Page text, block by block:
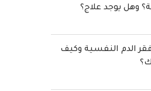
وهل يوجد علاج؟
الدم النفسية وكيف